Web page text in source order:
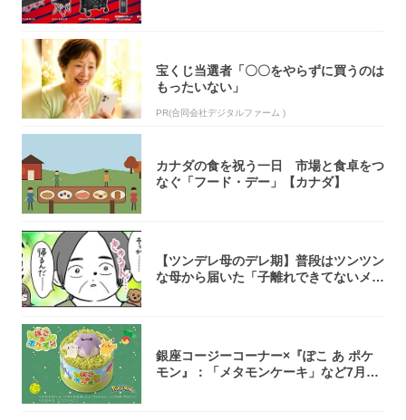
宝くじ当選者「〇〇をやらずに買うのは
もったいない」
PR(合同会社デジタルファーム )
カナダの食を祝う一日 市場と食卓をつ
なぐ「フード・デー」【カナダ】
【ツンデレ母のデレ期】普段はツンツン
な母から届いた「子離れできてないメー
銀座コージーコーナー×『ぽこ あ ポケ
モン』：「メタモンケーキ」など7月31